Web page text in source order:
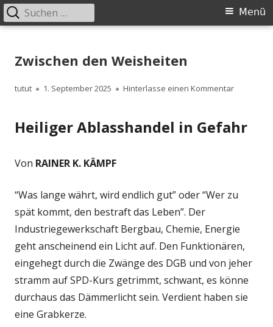
zum
Primäres
Menü
Suchen
nach:
Zwischen den Weisheiten
Autor
tutut
Veröffentlicht
1. September 2025 Hinterlasse einen Kommentarzu
Heiliger Ablasshandel in Gefahr
Von RAINER K. KÄMPF
“Was lange währt, wird endlich gut” oder “Wer zu
spät kommt, den bestraft das Leben”. Der
Industriegewerkschaft Bergbau, Chemie, Energie
geht anscheinend ein Licht auf. Den Funktionären,
eingehegt durch die Zwänge des DGB und von jeher
stramm auf SPD-Kurs getrimmt, schwant, es könne
durchaus das Dämmerlicht sein. Verdient haben sie
eine Grabkerze.